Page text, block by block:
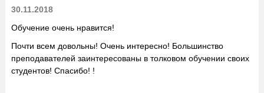
30.11.2018
Обучение очень нравится!
Почти всем довольны! Очень интересно! Большинство
преподавателей заинтересованы в толковом обучении своих
студентов! Спасибо! !